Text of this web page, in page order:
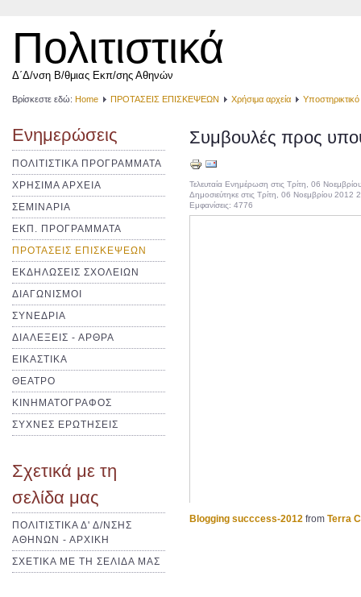
Πολιτιστικά
Δ΄Δ/νση Β/θμιας Εκπ/σης Αθηνών
Βρίσκεστε εδώ: Home ΠΡΟΤΑΣΕΙΣ ΕΠΙΣΚΕΨΕΩΝ Χρήσιμα αρχεία Υποστηρικτικό
Ενημερώσεις
ΠΟΛΙΤΙΣΤΙΚΑ ΠΡΟΓΡΑΜΜΑΤΑ
ΧΡΗΣΙΜΑ ΑΡΧΕΙΑ
ΣΕΜΙΝΑΡΙΑ
ΕΚΠ. ΠΡΟΓΡΑΜΜΑΤΑ
ΠΡΟΤΑΣΕΙΣ ΕΠΙΣΚΕΨΕΩΝ
ΕΚΔΗΛΩΣΕΙΣ ΣΧΟΛΕΙΩΝ
ΔΙΑΓΩΝΙΣΜΟΙ
ΣΥΝΕΔΡΙΑ
ΔΙΑΛΕΞΕΙΣ - ΑΡΘΡΑ
ΕΙΚΑΣΤΙΚΑ
ΘΕΑΤΡΟ
ΚΙΝΗΜΑΤΟΓΡΑΦΟΣ
ΣΥΧΝΕΣ ΕΡΩΤΗΣΕΙΣ
Σχετικά με τη
σελίδα μας
ΠΟΛΙΤΙΣΤΙΚΑ Δ' Δ/ΝΣΗΣ
ΑΘΗΝΩΝ - ΑΡΧΙΚΗ
ΣΧΕΤΙΚΑ ΜΕ ΤΗ ΣΕΛΙΔΑ ΜΑΣ
Συμβουλές προς
Τελευταία Ενημέρωση στις Τρίτη, 06
Δημοσιεύτηκε στις Τρίτη, 06 Νοεμβρίου 2012
Εμφανίσεις: 4776
Blogging succcess-2012 from Terra